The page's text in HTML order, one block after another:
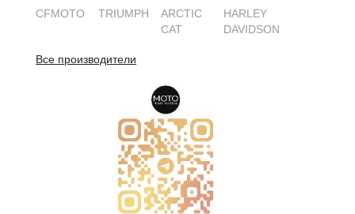
CFMOTO
TRIUMPH
ARCTIC
CAT
HARLEY
DAVIDSON
Все производители